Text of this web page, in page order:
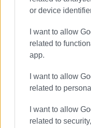
or device
I want to allow
related to
app.
I want to allow
related to
I want to allow
related to